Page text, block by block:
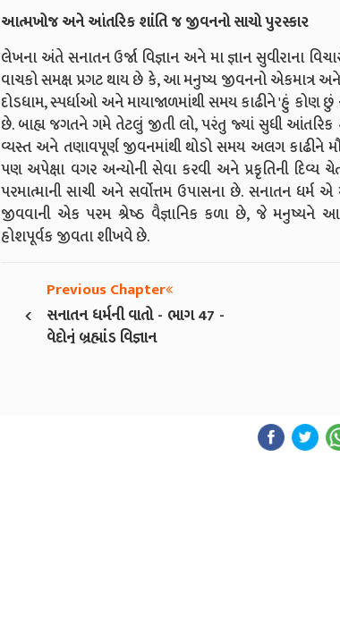
આત્મખોજ અને આંતરિક શાંતિ જ જીવનનો સાચો પુરસ્કાર
લેખના અંતે સનાતન ઉર્જા વિજ્ઞાન અને મા જ્ઞાન સુવીરાના
વાચકો સમક્ષ પ્રગટ થાય છે કે, આ મનુષ્ય જીવનનો એકમાત્ર
દોડધામ, સ્પર્ધાઓ અને માયાજાળમાંથી સમય કાઢીને 'હું
છે. બાહ્ય જગતને ગમે તેટલું જીતી લો, પરંતુ જ્યાં સુધી આંતરિક
વ્યસ્ત અને તણાવપૂર્ણ જીવનમાંથી થોડો સમય અલગ કાઢીને
પણ અપેક્ષા વગર અન્યોની સેવા કરવી અને પ્રકૃતિની
પરમાત્માની સાચી અને સર્વોત્તમ ઉપાસના છે. સનાતન ધર્મ
જીવવાની એક પરમ શ્રેષ્ઠ વૈજ્ઞાનિક કળા છે, જે મનુષ્યને
હોશપૂર્વક જીવતા શીખવે છે.
‹
Previous Chapter
સનાતન ધર્મની વાતો - ભાગ 47 -
વેદોનું બ્રહ્માંડ વિજ્ઞાન